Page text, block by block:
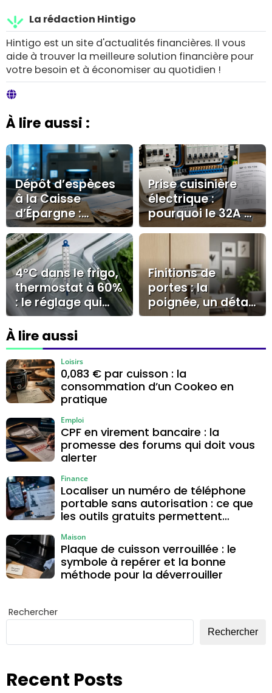
La rédaction Hintigo
Hintigo est un site d'actualités financières. Il vous
aide à trouver la meilleure solution financière pour
votre besoin et à économiser au quotidien !
À lire aussi :
Dépôt d’espèces
à la Caisse
d’Épargne :
preuves,
réclamation et
recours pour
débloquer le
dossier
Prise cuisinière
électrique :
pourquoi le 32A et
le circuit dédié
4°C dans le frigo,
thermostat à 60%
: le réglage qui
évite givre et
surconsommatio
n
Finitions de
portes : la
poignée, un détail
qui valorise la
À lire aussi
0,083 € par cuisson : la
consommation d’un Cookeo en
pratique
Loisirs
CPF en virement bancaire : la
promesse des forums qui doit vous
alerter
Emploi
Localiser un numéro de téléphone
portable sans autorisation : ce que
les outils gratuits permettent
Finance
Plaque de cuisson verrouillée : le
symbole à repérer et la bonne
méthode pour la déverrouiller
Maison
Rechercher
Rechercher
Recent Posts